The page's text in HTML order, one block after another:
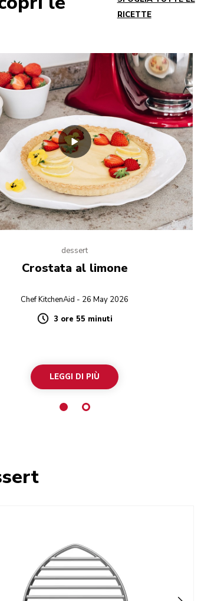
RICETTE
dessert
Crostata al limone
Chef KitchenAid - 26 May 2026
Duration3 ore 55 minuti
LEGGI DI PIÙ